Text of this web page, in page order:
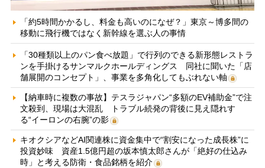
「約5時間かかるし、料金も高いのになぜ？」東京～博多間の
移動に飛行機ではなく新幹線を選ぶ人の事情
「30種類以上のパン食べ放題」で行列のできる新形態レストラ
ンを手掛けるサンマルクホールディングス 同社に聞いた「店
舗展開のコンセプト」、事業を多角化してもぶれない軸
【納車時に複数の事故】テスラジャパン“多額のEV補助金”で注
文殺到、現場は大混乱 トラブル続発の背後に見え隠れす
る“イーロンの右腕”の影
キオクシアなどAI関連株に資金集中で“割安になった成長株”に
投資妙味 資産1.5億円超の坂本慎太郎さんが「絶好の仕込み
時」と考える防衛・食品銘柄を紹介